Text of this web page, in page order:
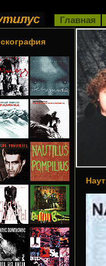
Главная